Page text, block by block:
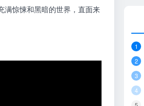
满惊悚和黑暗的世界，直面来
1
2
3
4